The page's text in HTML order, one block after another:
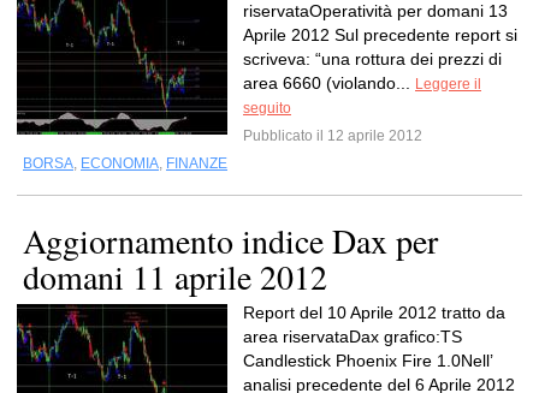
riservataOperatività per domani 13
Aprile 2012 Sul precedente report si
scriveva: “una rottura dei prezzi di
area 6660 (violando...
Leggere il
seguito
Pubblicato il 12 aprile 2012
BORSA, ECONOMIA, FINANZE
Aggiornamento indice Dax per
domani 11 aprile 2012
Report del 10 Aprile 2012 tratto da
area riservataDax grafico:TS
Candlestick Phoenix Fire 1.0Nell’
analisi precedente del 6 Aprile 2012